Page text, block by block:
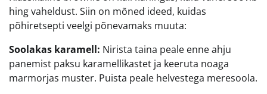
hing vaheldust. Siin on mõned ideed, kuidas
põhiretsepti veelgi põnevamaks muuta:
Soolakas karamell: Nirista taina peale enne ahju
panemist paksu karamellikastet ja keeruta noaga
marmorjas muster. Puista peale helvestega meresoola.